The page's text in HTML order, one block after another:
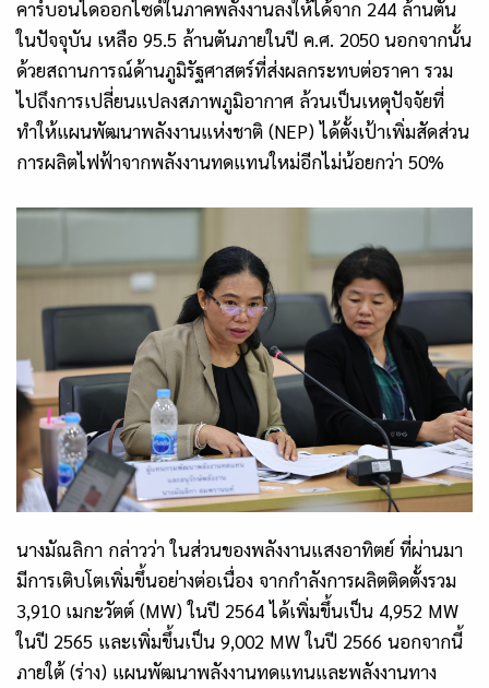
คาร์บอนไดออกไซด์ในภาคพลังงานลงให้ได้จาก 244 ล้านตัน
ในปัจจุบัน เหลือ 95.5 ล้านตันภายในปี ค.ศ. 2050นอกจากนั้น
ด้วยสถานการณ์ด้านภูมิรัฐศาสตร์ที่ส่งผลกระทบต่อราคา รวม
ไปถึงการเปลี่ยนแปลงสภาพภูมิอากาศ ล้วนเป็นเหตุปัจจัยที่
ทำให้แผนพัฒนาพลังงานแห่งชาติ (NEP)ได้ตั้งเป้าเพิ่มสัดส่วน
การผลิตไฟฟ้าจากพลังงานทดแทนใหม่อีกไม่น้อยกว่า 50%
นางมัณลิกา กล่าวว่า ในส่วนของพลังงานแสงอาทิตย์ ที่ผ่านมา
มีการเติบโตเพิ่มขึ้นอย่างต่อเนื่อง จากกำลังการผลิตติดตั้งรวม
3,910 เมกะวัตต์ (MW)ในปี 2564ได้เพิ่มขึ้นเป็น 4,952 MW
ในปี 2565 และเพิ่มขึ้นเป็น 9,002 MWในปี 2566 นอกจากนี้
ภายใต้ (ร่าง) แผนพัฒนาพลังงานทดแทนและพลังงานทาง